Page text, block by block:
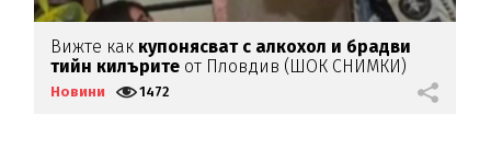
Вижте как купонясват с алкохол и брадви
тийн килърите от Пловдив (ШОК СНИМКИ)
Новини 1472